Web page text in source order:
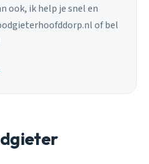
ook, ik help je snel en
of bel